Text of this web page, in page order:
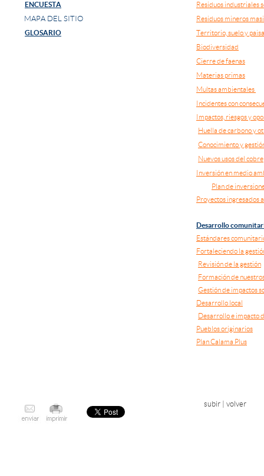
ENCUESTA
Residuos industriales
MAPA DEL SITIO
Residuos mineros
GLOSARIO
Territorio, suelo y
Biodiversidad
Cierre de faenas
Materias primas
Multas ambientales
Incidentes con
Impactos, riesgos y
Huella de carbono y
Conocimiento y
Nuevos usos del cobre
Inversión en medio
Plan de
Proyectos ingresados
Desarrollo
Estándares
Fortaleciendo la
Revisión de la gestión
Formación de
Gestión de impactos
Desarrollo local
Desarrollo e impacto
Pueblos originarios
Plan Calama Plus
subir volver